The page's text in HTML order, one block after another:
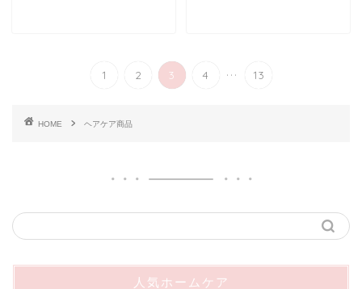
1 2 3 4 ... 13
HOME ヘアケア商品
人気ホームケア